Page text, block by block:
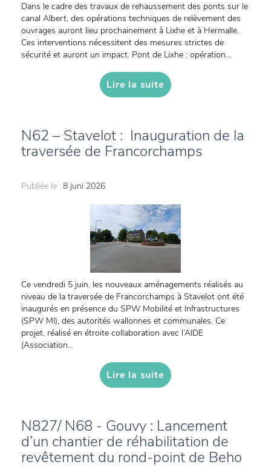
Dans le cadre des travaux de rehaussement des ponts sur le
canal Albert, des opérations techniques de relèvement des
ouvrages auront lieu prochainement à Lixhe et à Hermalle.
Ces interventions nécessitent des mesures strictes de
sécurité et auront un impact. Pont de Lixhe : opération...
Lire la suite
N62 – Stavelot : Inauguration de la
traversée de Francorchamps
Publiée le : 8 juni 2026
Ce vendredi 5 juin, les nouveaux aménagements réalisés au
niveau de la traversée de Francorchamps à Stavelot ont été
inaugurés en présence du SPW Mobilité et Infrastructures
(SPW MI), des autorités wallonnes et communales. Ce
projet, réalisé en étroite collaboration avec l’AIDE
(Association...
Lire la suite
N827/ N68 - Gouvy : Lancement
d’un chantier de réhabilitation de
revêtement du rond-point de Beho